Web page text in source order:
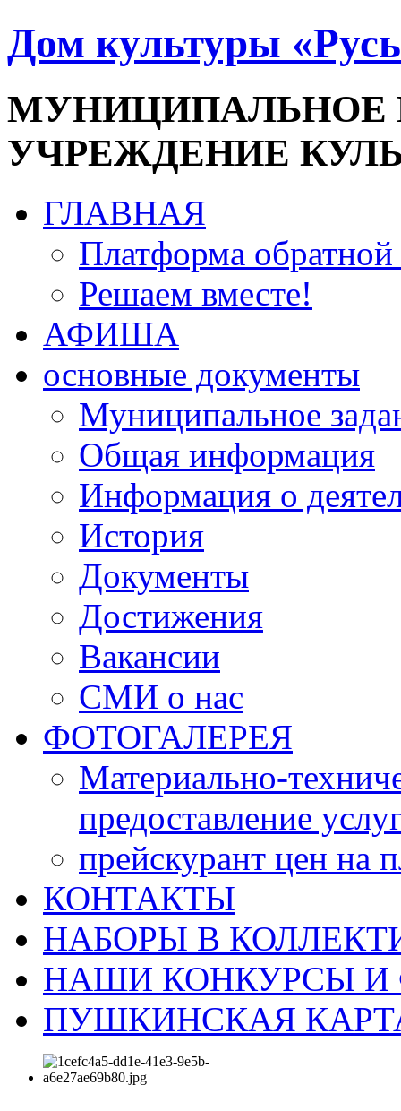
Дом культуры
УЧРЕЖДЕНИЕ
ГЛАВНАЯ
Платформа обратной
Решаем вместе!
АФИША
основные документы
Муниципальное
Общая информация
Информация о
История
Документы
Достижения
Вакансии
СМИ о нас
ФОТОГАЛЕРЕЯ
Материально-
предоставление
прейскурант цен на
КОНТАКТЫ
НАБОРЫ В
НАШИ КОНКУРСЫ И
ПУШКИНСКАЯ